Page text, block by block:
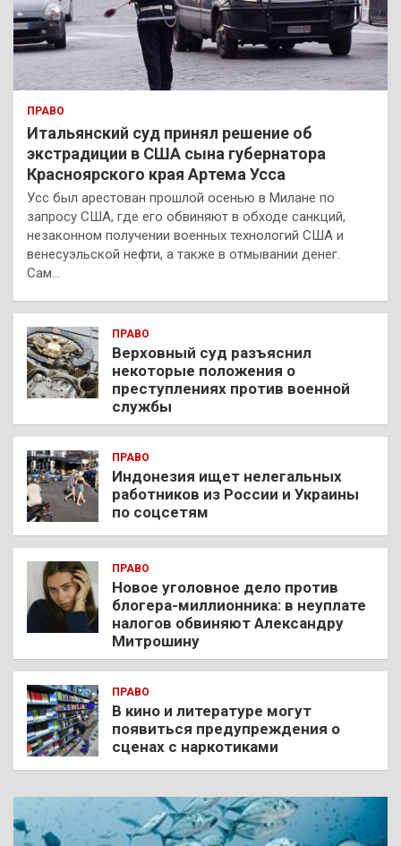
ПРАВО
Итальянский суд принял решение об
экстрадиции в США сына губернатора
Красноярского края Артема Усса
Усс был арестован прошлой осенью в Милане по
запросу США, где его обвиняют в обходе санкций,
незаконном получении военных технологий США и
венесуэльской нефти, а также в отмывании денег.
Сам…
ПРАВО
Верховный суд разъяснил
некоторые положения о
преступлениях против военной
службы
ПРАВО
Индонезия ищет нелегальных
работников из России и Украины
по соцсетям
ПРАВО
Новое уголовное дело против
блогера-миллионника: в неуплате
налогов обвиняют Александру
Митрошину
ПРАВО
В кино и литературе могут
появиться предупреждения о
сценах с наркотиками